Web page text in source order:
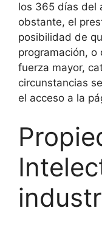
los 365 días del
obstante, el
posibilidad de
programación, o
fuerza mayor,
circunstancias
el acceso a la